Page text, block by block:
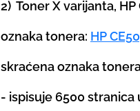
2) Toner X varijanta,
oznaka tonera: HP
skraćena oznaka
- ispisuje 6500 stranica